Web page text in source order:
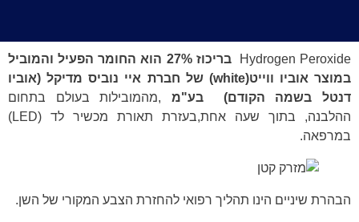
Hydrogen Peroxide
בריכוז 27% הוא החומר הפעיל והמוביל
במוצר אוביו ווייט(white) של חברת איי נוביס מדיקל (אוביו
דנטל בשמה הקודם) בע"מ ,מהמובילות בעולם בתחום
ההלבנה, בתוך שעה אחת,בעזרת תאורת מכשיר לד (LED)
במרפאה.
הבהרת שיניים הינו תהליך רפואי להחזרת הצבע המקורי של השן.